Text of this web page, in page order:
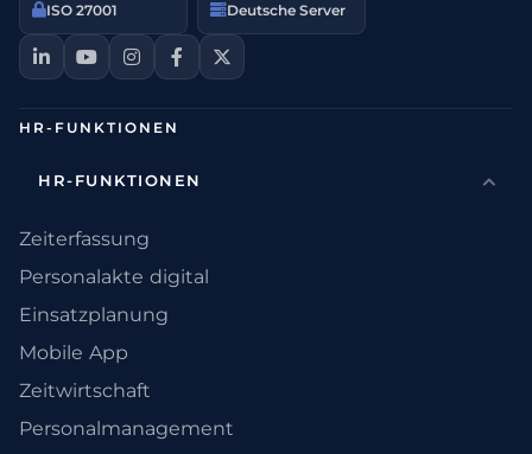
ISO 27001 Deutsche Server
HR-FUNKTIONEN
HR-FUNKTIONEN
Zeiterfassung
Personalakte digital
Einsatzplanung
Mobile App
Zeitwirtschaft
Personalmanagement